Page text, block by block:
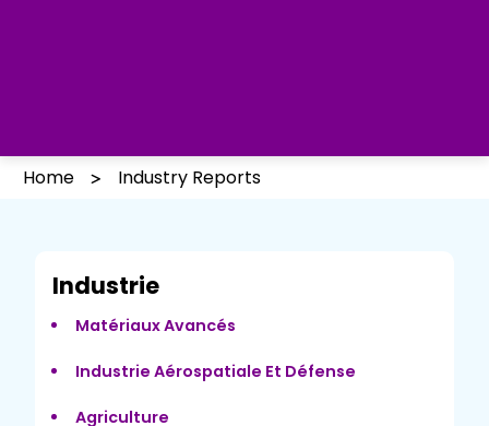
Home Industry Reports
Industrie
Matériaux Avancés
Industrie Aérospatiale Et Défense
Agriculture